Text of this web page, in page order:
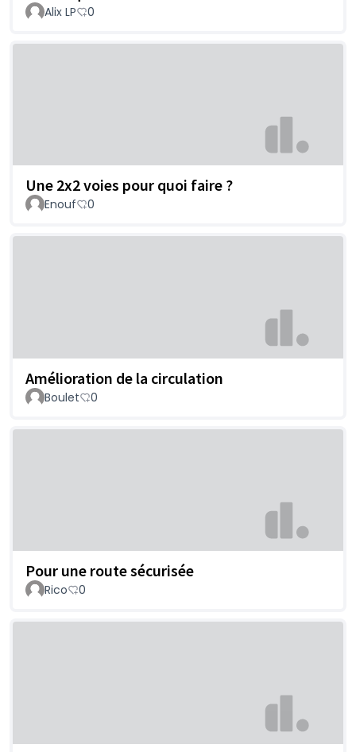
Alix LP 0
Une 2x2 voies pour quoi faire ?
Enouf 0
Amélioration de la circulation
Boulet 0
Pour une route sécurisée
Rico 0